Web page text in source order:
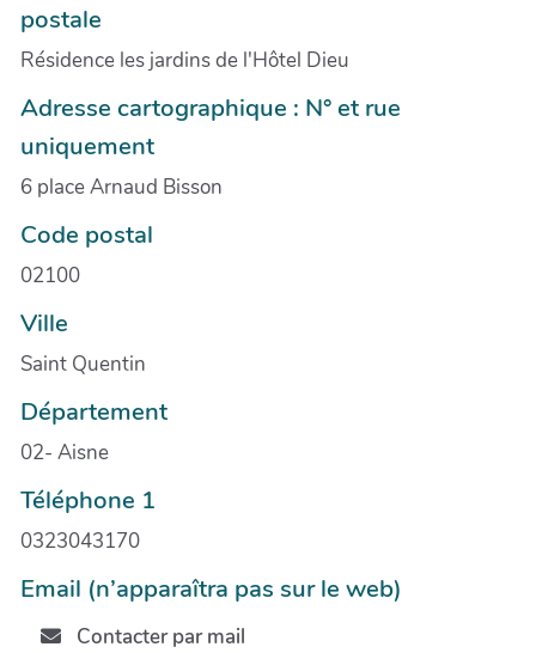
postale
Résidence les jardins de l'Hôtel Dieu
Adresse cartographique : N° et rue
uniquement
6 place Arnaud Bisson
Code postal
02100
Ville
Saint Quentin
Département
02- Aisne
Téléphone 1
0323043170
Email (n’apparaîtra pas sur le web)
Contacter par mail